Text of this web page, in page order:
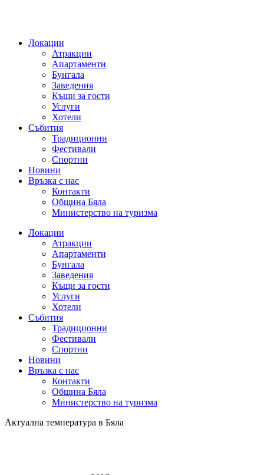
Локации
Атракции
Апартаменти
Бунгала
Заведения
Къщи за гости
Услуги
Хотели
Събития
Традиционни
Фестивали
Спортни
Новини
Връзка с нас
Контакти
Община Бяла
Министерство на туризма
Локации
Атракции
Апартаменти
Бунгала
Заведения
Къщи за гости
Услуги
Хотели
Събития
Традиционни
Фестивали
Спортни
Новини
Връзка с нас
Контакти
Община Бяла
Министерство на туризма
Актуална температура в Бяла